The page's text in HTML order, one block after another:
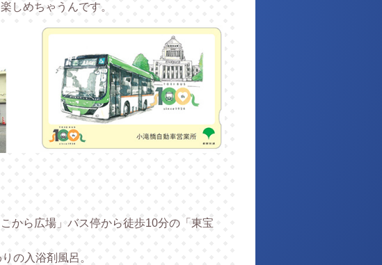
しめちゃうんです。
から広場」バス停から徒歩10分の「東宝
の入浴剤風呂。